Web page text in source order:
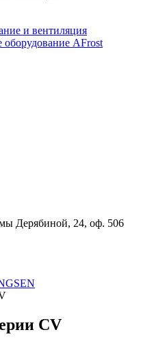
и вентиляция
AFrost
Дерябиной, 24, оф. 506
CV